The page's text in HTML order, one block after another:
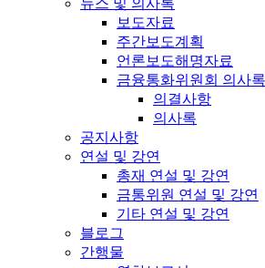
뉴스 및 의사록
보도자료
주간보도계획
언론보도해명자료
금융통화위원회 의사
의결사항
의사록
공지사항
연설 및 강연
총재 연설 및 강연
금통위원 연설 및 강연
기타 연설 및 강연
블로그
간행물